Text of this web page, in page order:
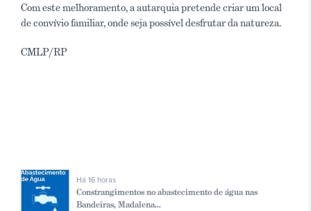
Com este melhoramento, a autarquia pretende criar um local
de convívio familiar, onde seja possível desfrutar da natureza.
CMLP/RP
Há 16 horas
Constrangimentos no abastecimento de água nas
Bandeiras, Madalena...